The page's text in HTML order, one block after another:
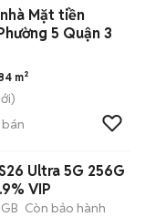
Mặt tiền
5 Quận 3
m²
Ultra 5G 256G
VIP
Còn bảo hành